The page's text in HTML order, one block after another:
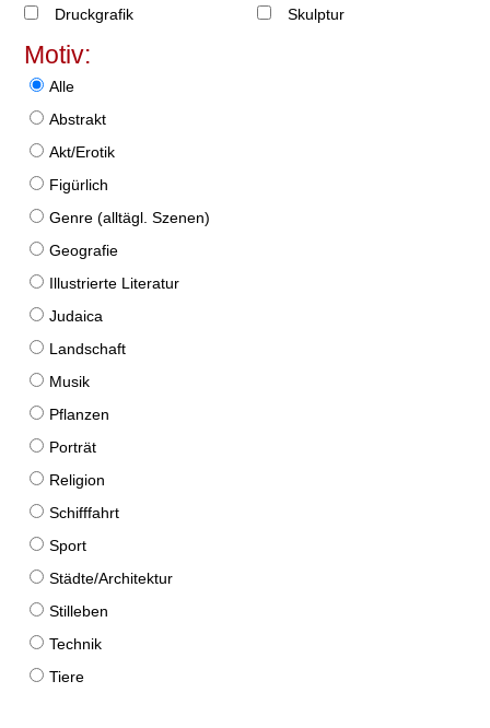
Druckgrafik
Skulptur
Motiv:
Alle
Abstrakt
Akt/Erotik
Figürlich
Genre (alltägl. Szenen)
Geografie
Illustrierte Literatur
Judaica
Landschaft
Musik
Pflanzen
Porträt
Religion
Schifffahrt
Sport
Städte/Architektur
Stilleben
Technik
Tiere